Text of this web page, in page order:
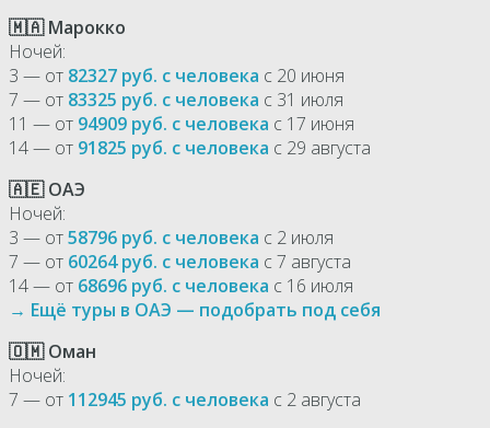
🇲🇦 Марокко
Ночей:
3 — от 82327 руб. с человека с 20 июня
7 — от 83325 руб. с человека с 31 июля
11 — от 94909 руб. с человека с 17 июня
14 — от 91825 руб. с человека с 29 августа
🇦🇪 ОАЭ
Ночей:
3 — от58796 руб. с человека с 2 июля
7 — от 60264 руб. с человека с 7 августа
14 — от 68696 руб. с человека с 16 июля
→ Ещё туры в ОАЭ — подобрать под себя
🇴🇲 Оман
Ночей:
7 — от 112945 руб. с человека с 2 августа